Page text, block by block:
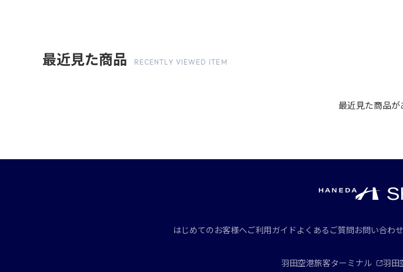
最近見た商品 RECENTLY VIEWED ITEM
最近見た商品が
はじめてのお客様へご利用ガイド よくあるご質問お問い合わせ
羽田空港旅客ターミナル 羽田